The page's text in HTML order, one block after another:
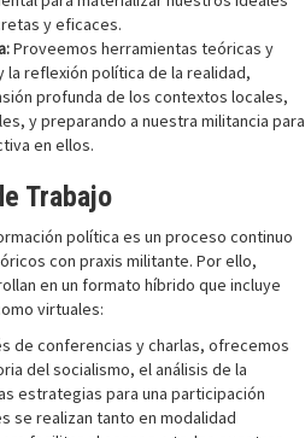
y eficaces.
Proveemos herramientas teóricas y
la reflexión política de la realidad,
profunda de los contextos locales,
y preparando a nuestra militancia para
en ellos.
Trabajo
política es un proceso continuo
con praxis militante. Por ello,
en un formato híbrido que incluye
virtuales:
de conferencias y charlas, ofrecemos
del socialismo, el análisis de la
estrategias para una participación
se realizan tanto en modalidad